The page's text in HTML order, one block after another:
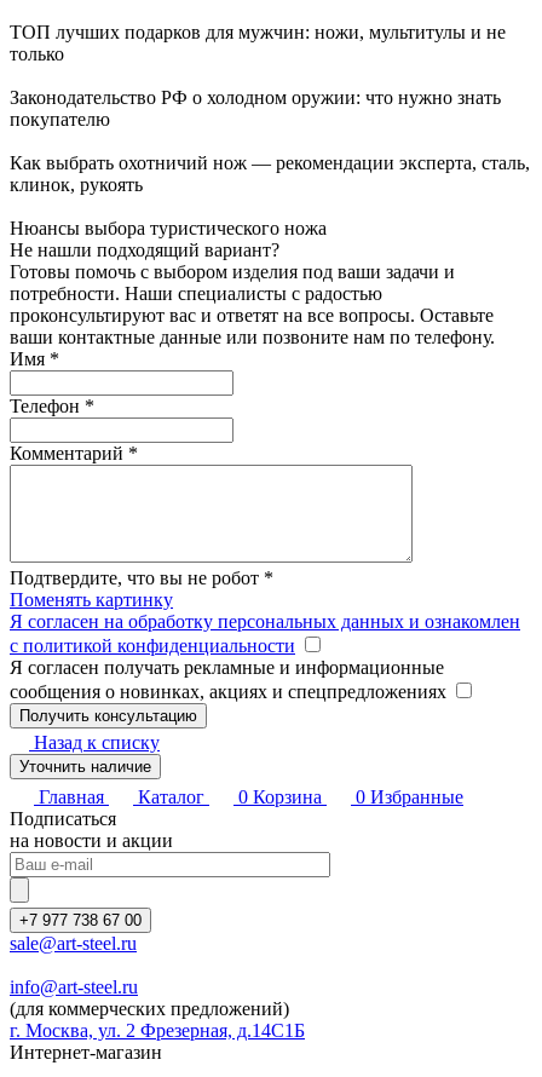
ТОП лучших подарков для мужчин: ножи, мультитулы и не
только
Законодательство РФ о холодном оружии: что нужно знать
покупателю
Как выбрать охотничий нож — рекомендации эксперта, сталь,
клинок, рукоять
Нюансы выбора туристического ножа
Не нашли подходящий вариант?
Готовы помочь с выбором изделия под ваши задачи и
потребности. Наши специалисты с радостью
проконсультируют вас и ответят на все вопросы. Оставьте
ваши контактные данные или позвоните нам по телефону.
Имя *
Телефон *
Комментарий *
Подтвердите, что вы не робот *
Поменять картинку
Я согласен на обработку персональных данных и ознакомлен
с политикой конфиденциальности
Я согласен получать рекламные и информационные
сообщения о новинках, акциях и спецпредложениях
Назад к списку
Уточнить наличие
Главная Каталог 0 Корзина 0 Избранные
Подписаться
на новости и акции
+7 977 738 67 00
sale@art-steel.ru
info@art-steel.ru
(для коммерческих предложений)
г. Москва, ул. 2 Фрезерная, д.14С1Б
Интернет-магазин